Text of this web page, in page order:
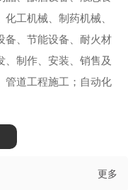
工机械、制药机械、
备、节能设备、耐火材
、制作、安装、销售及
管道工程施工；自动化
更多